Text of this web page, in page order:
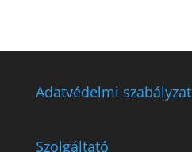
Adatvédelmi szabályzat
Szolgáltató